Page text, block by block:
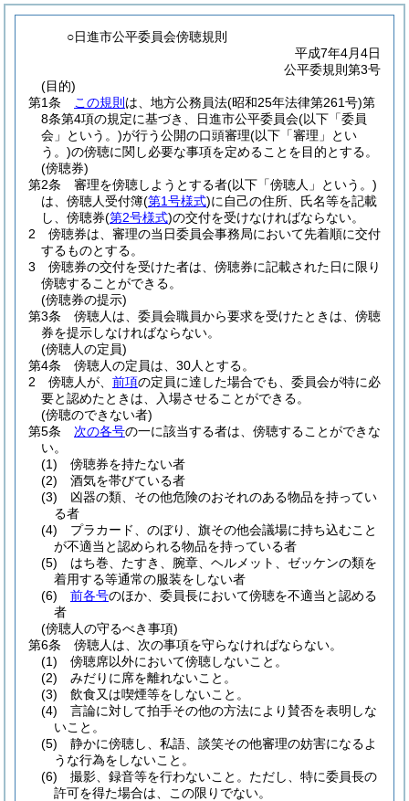
○日進市公平委員会傍聴規則
平成7年4月4日
公平委規則第3号
(目的)
第1条
この規則 は、地方公務員法(昭和25年法律第261号)第
8条第4項の規定に基づき、日進市公平委員会(以下「委員
会」という。)が行う公開の口頭審理(以下「審理」とい
う。)の傍聴に関し必要な事項を定めることを目的とする。
(傍聴券)
第2条
審理を傍聴しようとする者(以下「傍聴人」という。)
は、傍聴人受付簿(第1号様式)に自己の住所、氏名等を記載
し、傍聴券(第2号様式)の交付を受けなければならない。
2
傍聴券は、審理の当日委員会事務局において先着順に交付
するものとする。
3
傍聴券の交付を受けた者は、傍聴券に記載された日に限り
傍聴することができる。
(傍聴券の提示)
第3条
傍聴人は、委員会職員から要求を受けたときは、傍聴
券を提示しなければならない。
(傍聴人の定員)
第4条
傍聴人の定員は、30人とする。
2
傍聴人が、 前項の定員に達した場合でも、委員会が特に必
要と認めたときは、入場させることができる。
(傍聴のできない者)
第5条
次の各号の一に該当する者は、傍聴することができな
い。
(1)
傍聴券を持たない者
(2)
酒気を帯びている者
(3)
凶器の類、その他危険のおそれのある物品を持ってい
る者
(4)
プラカード、のぼり、旗その他会議場に持ち込むこと
が不適当と認められる物品を持っている者
(5)
はち巻、たすき、腕章、ヘルメット、ゼッケンの類を
着用する等通常の服装をしない者
(6)
前各号のほか、委員長において傍聴を不適当と認める
者
(傍聴人の守るべき事項)
第6条
傍聴人は、次の事項を守らなければならない。
(1)
傍聴席以外において傍聴しないこと。
(2)
みだりに席を離れないこと。
(3)
飲食又は喫煙等をしないこと。
(4)
言論に対して拍手その他の方法により賛否を表明しな
いこと。
(5)
静かに傍聴し、私語、談笑その他審理の妨害になるよ
うな行為をしないこと。
(6)
撮影、録音等を行わないこと。 ただし、特に委員長の
許可を得た場合は、この限りでない。